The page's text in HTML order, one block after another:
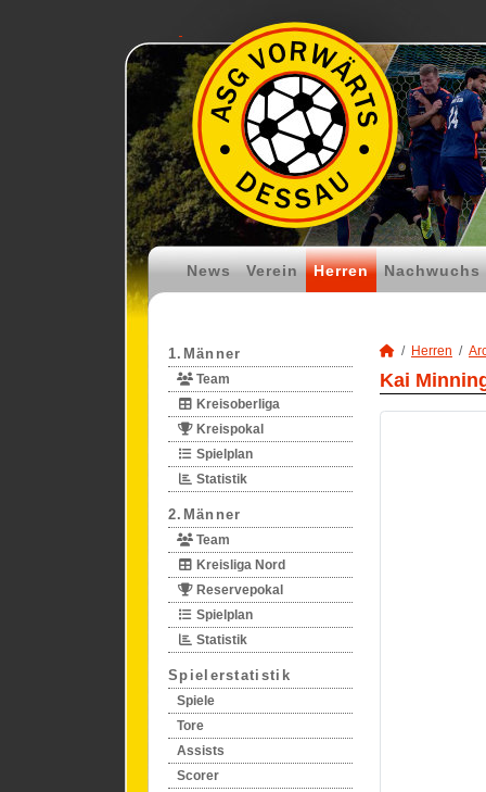
News Verein Herren Nachwuchs
1.Männer
Team
Kreisoberliga
Kreispokal
Spielplan
Statistik
2.Männer
Team
Kreisliga Nord
Reservepokal
Spielplan
Statistik
Spielerstatistik
Spiele
Tore
Assists
Scorer
Herren
Kai